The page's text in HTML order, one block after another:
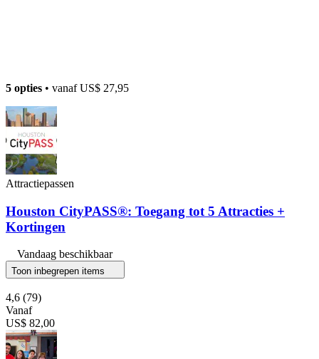
5 opties • vanafUS$ 27,95
Attractiepassen
Houston CityPASS®: Toegang tot 5 Attracties +
Kortingen
Vandaag beschikbaar
Toon inbegrepen items
4,6 (79)
Vanaf
US$ 82,00